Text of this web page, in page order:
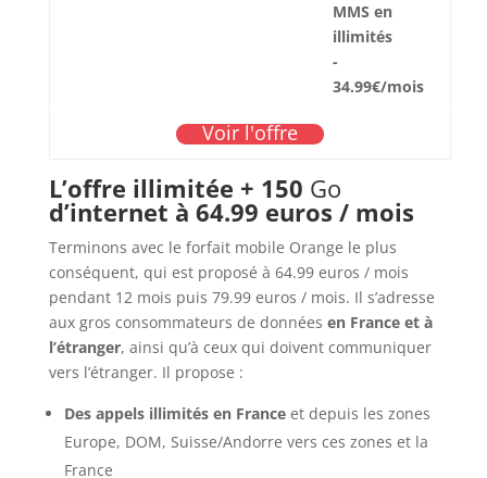
MMS en
illimités
-
34.99€/mois
Voir l'offre
L’offre illimitée + 150 Go
d’internet à 64.99 euros / mois
Terminons avec le forfait mobile Orange le plus
conséquent, qui est proposé à 64.99 euros / mois
pendant 12 mois puis 79.99 euros / mois. Il s’adresse
aux gros consommateurs de données en France et à
l’étranger, ainsi qu’à ceux qui doivent communiquer
vers l’étranger. Il propose :
Des appels illimités en Franceet depuis les zones
Europe, DOM, Suisse/Andorre vers ces zones et la
France